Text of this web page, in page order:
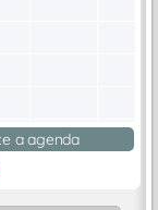
a agenda